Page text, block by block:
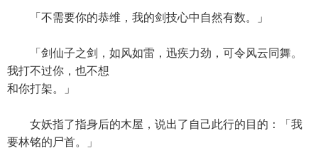
「不需要你的恭维，我的剑技心中自然有数。」
「剑仙子之剑，如风如雷，迅疾力劲，可令风云同舞。
我打不过你，也不想
和你打架。」
女妖指了指身后的木屋，说出了自己此行的目的：「我
要林铭的尸首。」